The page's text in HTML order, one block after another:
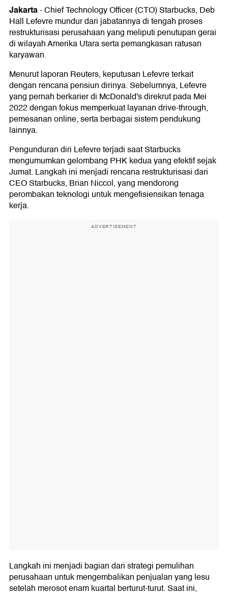
Jakarta-Chief Technology Officer (CTO) Starbucks, Deb
Hall Lefevre mundur dari jabatannya di tengah proses
restrukturisasi perusahaan yang meliputi penutupan gerai
di wilayah Amerika Utara serta pemangkasan ratusan
karyawan.
Menurut laporan Reuters, keputusan Lefevre terkait
dengan rencana pensiun dirinya. Sebelumnya, Lefevre
yang pernah berkarier di McDonald's direkrut pada Mei
2022 dengan fokus memperkuat layanan drive-through,
pemesanan online, serta berbagai sistem pendukung
lainnya.
Pengunduran diri Lefevre terjadi saat Starbucks
mengumumkan gelombang PHK kedua yang efektif sejak
Jumat. Langkah ini menjadi rencana restrukturisasi dari
CEO Starbucks, Brian Niccol, yang mendorong
perombakan teknologi untuk mengefisiensikan tenaga
kerja.
ADVERTISEMENT
Langkah ini menjadi bagian dari strategi pemulihan
perusahaan untuk mengembalikan penjualan yang lesu
setelah merosot enam kuartal berturut-turut. Saat ini,